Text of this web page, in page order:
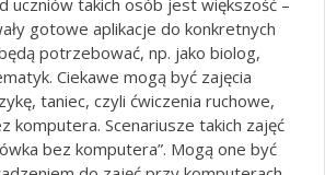
uczniów takich osób jest większość –
gotowe aplikacje do konkretnych
potrzebować, np. jako biolog,
Ciekawe mogą być zajęcia
taniec, czyli ćwiczenia ruchowe,
komputera. Scenariusze takich zajęć
bez komputera”. Mogą one być